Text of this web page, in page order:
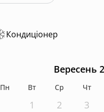
Кондиціонер
Вересень
Пн Вт Ср Чт
1 2 3